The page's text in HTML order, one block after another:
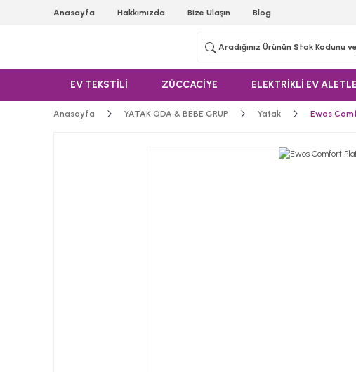
Anasayfa Hakkımızda Bize Ulaşın Blog
EV TEKSTİLİ ZÜCCACİYE ELEKTRİKLİ EV
Anasayfa YATAK ODA & BEBE GRUP Yatak Ewos